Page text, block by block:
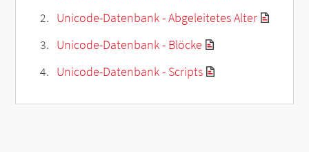
Unicode-Datenbank - Abgeleitetes Alter
Unicode-Datenbank - Blöcke
Unicode-Datenbank - Scripts